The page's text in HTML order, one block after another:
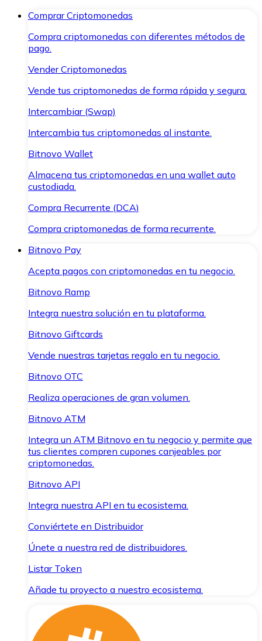
Comprar Criptomonedas
Compra criptomonedas con diferentes métodos de
pago.
Vender Criptomonedas
Vende tus criptomonedas de forma rápida y segura.
Intercambiar (Swap)
Intercambia tus criptomonedas al instante.
Bitnovo Wallet
Almacena tus criptomonedas en una wallet auto
custodiada.
Compra Recurrente (DCA)
Compra criptomonedas de forma recurrente.
Bitnovo Pay
Acepta pagos con criptomonedas en tu negocio.
Bitnovo Ramp
Integra nuestra solución en tu plataforma.
Bitnovo Giftcards
Vende nuestras tarjetas regalo en tu negocio.
Bitnovo OTC
Realiza operaciones de gran volumen.
Bitnovo ATM
Integra un ATM Bitnovo en tu negocio y permite que
tus clientes compren cupones canjeables por
criptomonedas.
Bitnovo API
Integra nuestra API en tu ecosistema.
Conviértete en Distribuidor
Únete a nuestra red de distribuidores.
Listar Token
Añade tu proyecto a nuestro ecosistema.